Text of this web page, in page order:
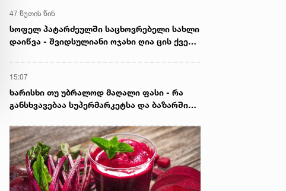
47 წუთის წინ
სოფელ პატარძეულში საცხოვრებელი სახლი
დაიწვა - შვიდსულიანი ოჯახი ღია ცის ქვეშ
15:07
ხარისხი თუ უბრალოდ მაღალი ფასი - რა
განსხვავებაა სუპერმარკეტსა და ბაზარში